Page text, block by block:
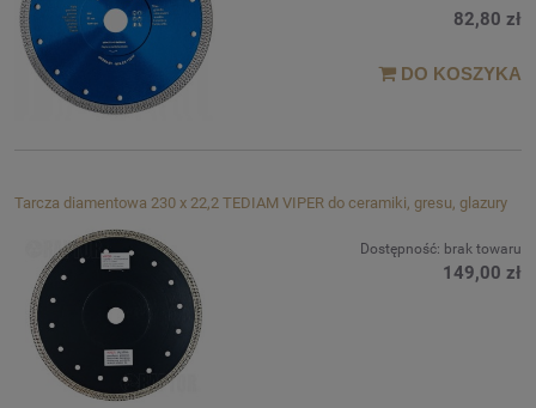
82,80 zł
DO KOSZYKA
Tarcza diamentowa 230 x 22,2 TEDIAM VIPER do ceramiki, gresu, glazury
Dostępność: brak towaru
149,00 zł